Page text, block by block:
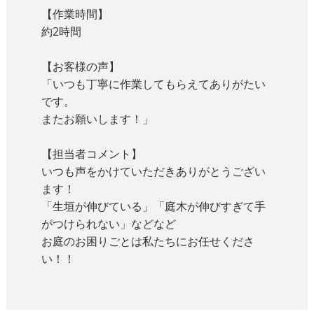
【作業時間】
約2時間
【お客様の声】
「いつも丁寧に作業してもらえてありがたい
です。
またお願いします！」
【担当者コメント】
いつも声をかけていただきありがとうござい
ます！
「生垣が伸びている」「庭木が伸びすぎて手
がつけられない」などなど
お庭のお困りごとは私たちにお任せくださ
い！！